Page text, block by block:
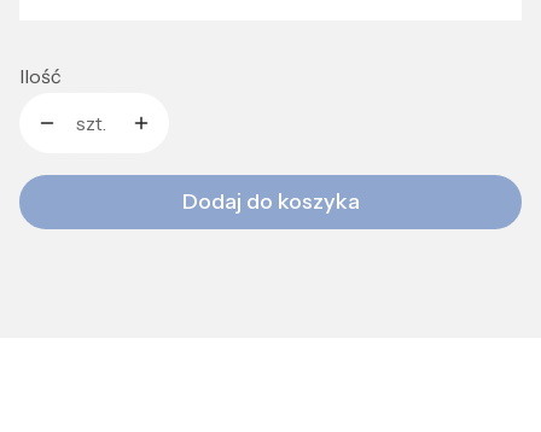
Ilość
szt.
Dodaj do koszyka